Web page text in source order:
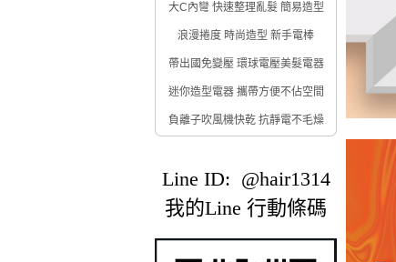
大C內彎 快速整理亂髮 簡易造型
浪漫捲度 時尚造型 新手電棒
帶出國免變壓 環球電壓美髮電器
迷你造型電器 攜帶方便不佔空間
負離子吹風機快乾 抗靜電不毛燥
Line ID: @hair1314
我的Line 行動條碼